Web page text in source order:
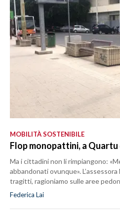
MOBILITÀ SOSTENIBILE
Flop monopattini, a Quartu
Ma i cittadini non li rimpiangono:
abbandonati ovunque».
tragitti, ragioniamo sulle aree
Federica Lai